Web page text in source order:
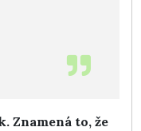
Znamená to, že